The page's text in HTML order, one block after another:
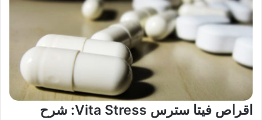
اقراص فيتا سترس Vita Stress: شرح